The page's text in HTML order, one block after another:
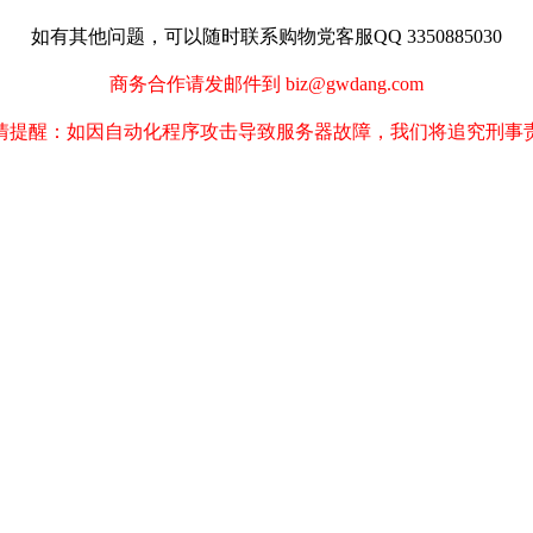
如有其他问题，可以随时联系购物党客服QQ 3350885030
商务合作请发邮件到 biz@gwdang.com
提醒：如因自动化程序攻击导致服务器故障，我们将追究刑事